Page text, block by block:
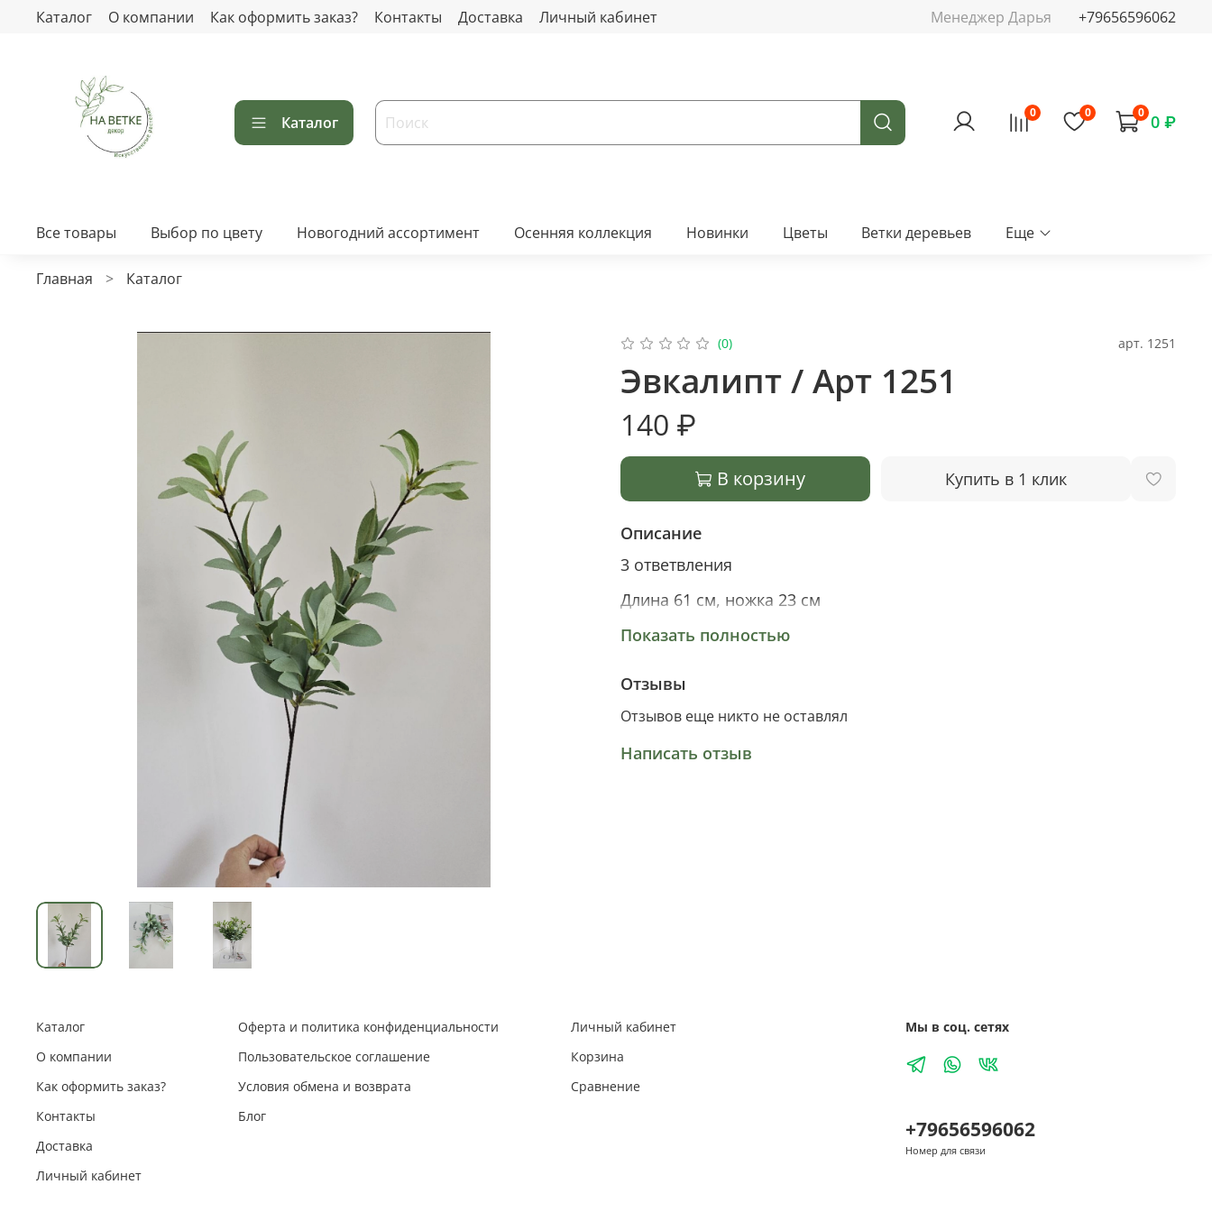
Каталог О компании Как оформить заказ? Контакты Доставка Личный кабинет Менеджер Дарья +79656596062
Каталог
0 0 0 0 ₽
Все товары Выбор по цвету Новогодний ассортимент Осенняя коллекция Новинки Цветы Ветки деревьев Еще
Главная Каталог
(0) арт. 1251
Эвкалипт / Арт 1251
140 ₽
В корзину Купить в 1 клик
Описание
3 ответвления
Длина 61 см, ножка 23 см
Материал ткань
Показать полностью
Отзывы
Отзывов еще никто не оставлял
Написать отзыв
Каталог
О компании
Как оформить заказ?
Контакты
Доставка
Личный кабинет
Оферта и политика конфиденциальности
Пользовательское соглашение
Условия обмена и возврата
Блог
Личный кабинет
Корзина
Сравнение
Мы в соц. сетях
+79656596062
Номер для связи